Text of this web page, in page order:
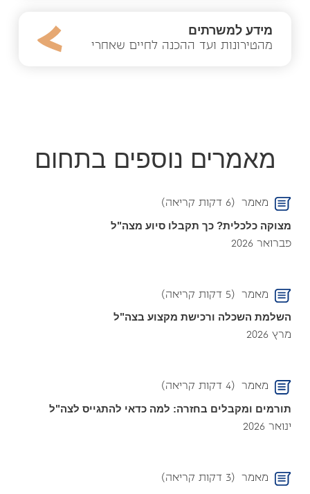
מידע למשרתים
מהטירונות ועד ההכנה לחיים שאחרי
מאמרים נוספים בתחום
מאמר (6 דקות קריאה)
מצוקה כלכלית? כך תקבלו סיוע מצה"ל
פברואר 2026
מאמר (5 דקות קריאה)
השלמת השכלה ורכישת מקצוע בצה"ל
מרץ 2026
מאמר (4 דקות קריאה)
תורמים ומקבלים בחזרה: למה כדאי להתגייס לצה"ל
ינואר 2026
מאמר (3 דקות קריאה)